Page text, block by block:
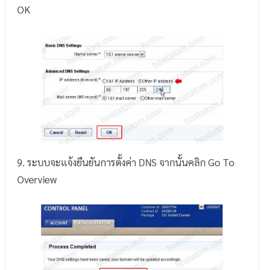
OK
9. ระบบจะแจ้งยืนยันการตั้งค่า DNS จากนั้นคลิก Go To
Overview